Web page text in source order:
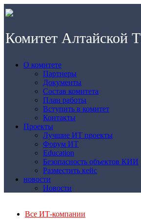
Комитет
О комитете
Партнеры
Документы
Состав комитета
План работы
Вступить в комитет
Контакты
Проекты
Лучшие ИТ проекты
Форум ИТ
Education
Безопасность объектов КИИ
Разместить кейс
новости
Новости
Все ИТ-компании